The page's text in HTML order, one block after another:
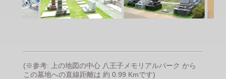
(※参考: 上の地図の中心 八王子メモリアルパーク から
この墓地への直線距離は 約 0.99 Kmです)